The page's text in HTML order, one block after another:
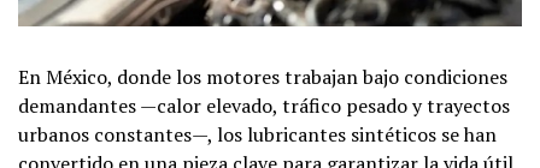
En México, donde los motores trabajan bajo condiciones
demandantes —calor elevado, tráfico pesado y trayectos
urbanos constantes—, los lubricantes sintéticos se han